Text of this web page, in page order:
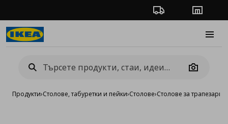
Проследяване на
Camera
Продукти›Столове, табуретки и пейки›Столове›Столове за трапезария